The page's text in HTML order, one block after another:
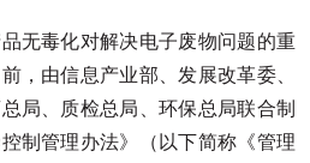
无毒化对解决电子废物问题的重
，由信息产业部、发展改革委、
局、质检总局、环保总局联合制
制管理办法》（以下简称《管理